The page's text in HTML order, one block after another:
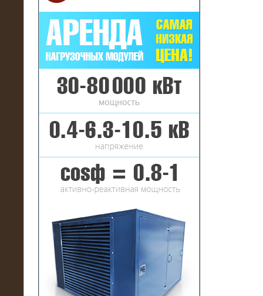
16.01.2017
Аренда нагрузочного комплекса 22
МВт (10 кВ) на газовое
месторождение
17.10.2016
Резистивный высоковольтный
нагрузочный модуль 5 МВт
(напряжение 6/10 кВ)